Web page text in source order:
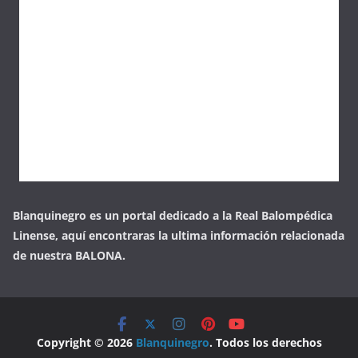
Blanquinegro es un portal dedicado a la Real Balompédica
Linense, aquí encontraras la ultima información relacionada
de nuestra BALONA.
Copyright © 2026 Blanquinegro. Todos los derechos